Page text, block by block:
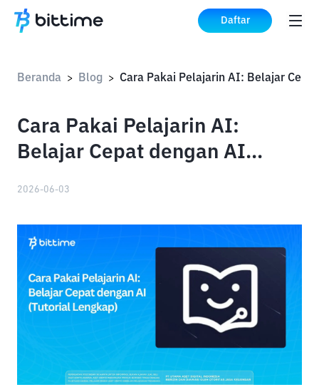
Daftar
Beranda > Blog >
Cara Pakai Pelajarin AI:
Belajar Cepat dengan AI
2026-06-03